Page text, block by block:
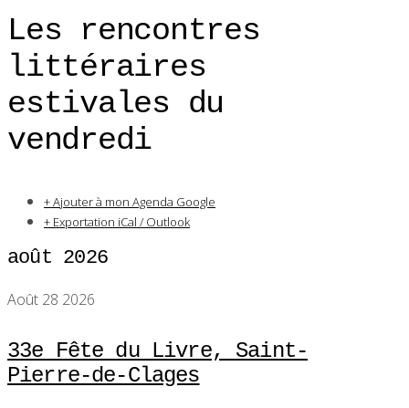
Les rencontres
littéraires
estivales du
vendredi
+ Ajouter à mon Agenda Google
+ Exportation iCal / Outlook
août 2026
Août 28 2026
33e Fête du Livre, Saint-
Pierre-de-Clages